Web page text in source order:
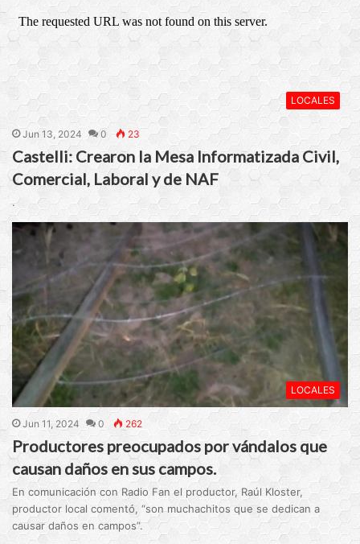
LOCALES
Jun 13, 2024 0 23
Castelli: Crearon la Mesa Informatizada Civil,
Comercial, Laboral y de NAF
.
LOCALES
Jun 11, 2024 0 262
Productores preocupados por vándalos que
causan daños en sus campos.
En comunicación con Radio Fan el productor, Raúl Kloster,
productor local comentó, “son muchachitos que se dedican a
causar daños en campos”.